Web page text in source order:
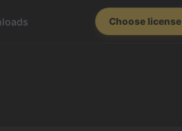
Choose license